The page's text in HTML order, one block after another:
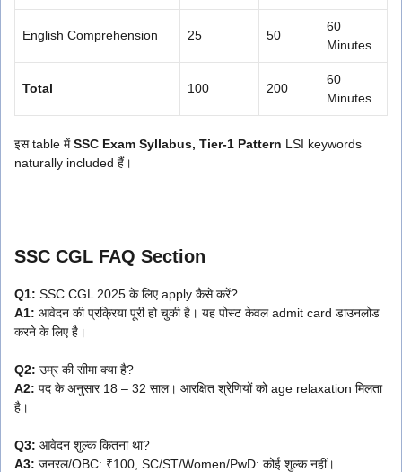
English Comprehension 25 50
60
Minutes
Total 100 200
60
Minutes
इस table मेंSSC Exam Syllabus, Tier-1 Pattern LSI keywords
naturally included हैं।
SSC CGL FAQ Section
Q1: SSC CGL 2025 के लिए apply कैसे करें?
A1: आवेदन की प्रक्रिया पूरी हो चुकी है। यह पोस्ट केवल admit card डाउनलोड
करने के लिए है।
Q2: उम्र की सीमा क्या है?
A2: पद के अनुसार 18 – 32 साल। आरक्षित श्रेणियों को age relaxation मिलता
है।
Q3: आवेदन शुल्क कितना था?
A3: जनरल/OBC: ₹100, SC/ST/Women/PwD: कोई शुल्क नहीं।